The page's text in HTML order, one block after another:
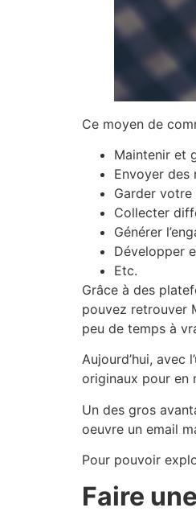
Ce moyen de
Maintenir et
Envoyer des
Garder votre
Collecter
Générer
Développer
Etc.
Grâce à des
pouvez retrouver
peu de temps à
Aujourd’hui, avec
originaux pour en
Un des gros
oeuvre un email
Pour pouvoir
Faire